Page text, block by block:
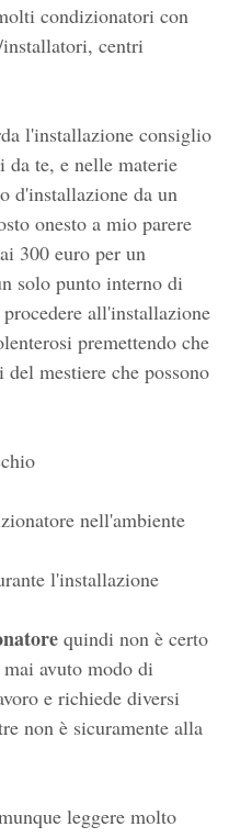
condizionatori con
centri
l'installazione consiglio
te, e nelle materie
d'installazione da un
onesto a mio parere
300 euro per un
solo punto interno di
all'installazione
premettendo che
mestiere che possono
nell'ambiente
l'installazione
quindi non è certo
mai avuto modo di
e richiede diversi
non è sicuramente alla
leggere molto